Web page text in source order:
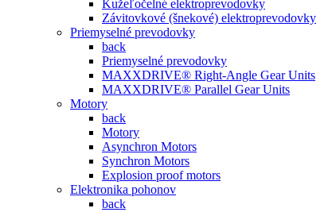
Kužeľočelné elektroprevodovky
Závitovkové (šnekové) elektroprevodovky
Priemyselné prevodovky
back
Priemyselné prevodovky
MAXXDRIVE® Right-Angle Gear Units
MAXXDRIVE® Parallel Gear Units
Motory
back
Motory
Asynchron Motors
Synchron Motors
Explosion proof motors
Elektronika pohonov
back